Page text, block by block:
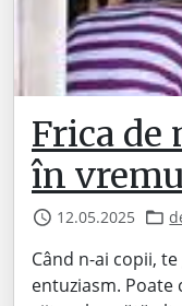
Frica de
în
12.05.2025
Când n-ai copii,
entuziasm.